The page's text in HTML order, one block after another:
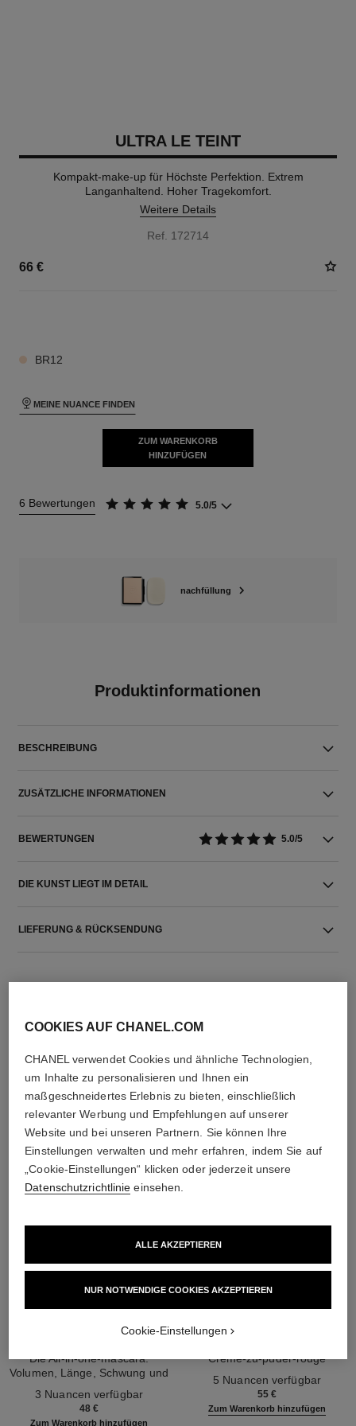
ULTRA LE TEINT
Kompakt-make-up für Höchste Perfektion. Extrem
Langanhaltend. Hoher Tragekomfort.
Weitere Details
Ref. 172714
66 €
BR12
MEINE NUANCE FINDEN
ZUM WARENKORB
HINZUFÜGEN
6 Bewertungen 5.0/5
nachfüllung
Produktinformationen
BESCHREIBUNG
ZUSÄTZLICHE INFORMATIONEN
BEWERTUNGEN 5.0/5
DIE KUNST LIEGT IM DETAIL
LIEFERUNG & RÜCKSENDUNG
DIE PERFEKTE KOMBINATION
Die All-in-one-mascara:
Volumen, Länge, Schwung und
3 Nuancen verfügbar
48 €
Zum Warenkorb hinzufügen
Creme-zu-puder-rouge
5 Nuancen verfügbar
55 €
Zum Warenkorb hinzufügen
COOKIES AUF CHANEL.COM
CHANEL verwendet Cookies und ähnliche Technologien,
um Inhalte zu personalisieren und Ihnen ein
maßgeschneidertes Erlebnis zu bieten, einschließlich
relevanter Werbung und Empfehlungen auf unserer
Website und bei unseren Partnern. Sie können Ihre
Einstellungen verwalten und mehr erfahren, indem Sie auf
„Cookie-Einstellungen“ klicken oder jederzeit unsere
Datenschutzrichtlinie einsehen.
NUR NOTWENDIGE COOKIES AKZEPTIEREN
ALLE AKZEPTIEREN
Cookie-Einstellungen